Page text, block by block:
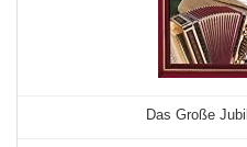
Das Große